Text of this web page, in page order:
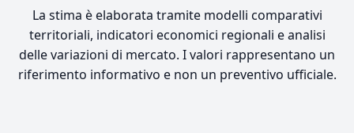
La stima è elaborata tramite modelli comparativi
territoriali, indicatori economici regionali e analisi
delle variazioni di mercato. I valori rappresentano un
riferimento informativo e non un preventivo ufficiale.